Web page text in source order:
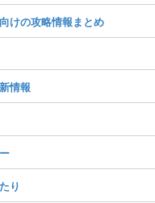
けの攻略情報まとめ
情報
り